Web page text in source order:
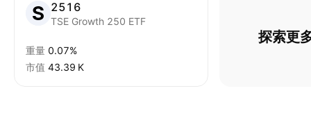
2516
TSE Growth 250 ETF
重量 0.07%
市值 ‪43.39 K‬
探索更